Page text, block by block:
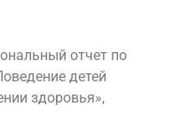
отчет по
детей
здоровья»,